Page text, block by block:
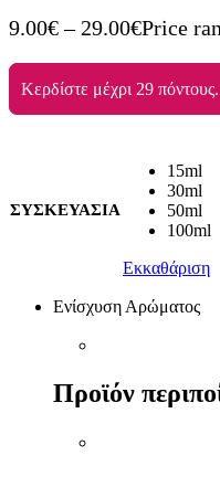
9.00€ – 29.00€Price
Κερδίστε μέχρι 29 πόντους.
ΣΥΣΚΕΥΑΣΙΑ
15ml
30ml
50ml
100ml
Εκκαθάριση
Ενίσχυση Αρώματος
Προϊόν